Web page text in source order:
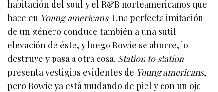
habitación del soul y el R&B norteamericanos que
hace en Young americans. Una perfecta imitación
de un género conduce también a una sutil
elevación de éste, y luego Bowie se aburre, lo
destruye y pasa a otra cosa. Station to station
presenta vestigios evidentes de Young americans,
pero Bowie ya está mudando de piel y con un ojo